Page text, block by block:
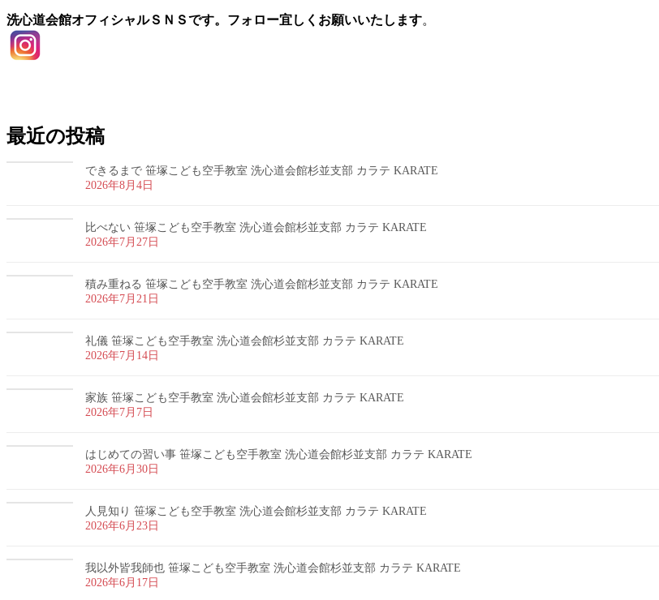
洗心道会館オフィシャルＳＮＳです。フォロー宜しくお願いいたします。
最近の投稿
できるまで 笹塚こども空手教室 洗心道会館杉並支部 カラテ KARATE
2026年8月4日
比べない 笹塚こども空手教室 洗心道会館杉並支部 カラテ KARATE
2026年7月27日
積み重ねる 笹塚こども空手教室 洗心道会館杉並支部 カラテ KARATE
2026年7月21日
礼儀 笹塚こども空手教室 洗心道会館杉並支部 カラテ KARATE
2026年7月14日
家族 笹塚こども空手教室 洗心道会館杉並支部 カラテ KARATE
2026年7月7日
はじめての習い事 笹塚こども空手教室 洗心道会館杉並支部 カラテ KARATE
2026年6月30日
人見知り 笹塚こども空手教室 洗心道会館杉並支部 カラテ KARATE
2026年6月23日
我以外皆我師也 笹塚こども空手教室 洗心道会館杉並支部 カラテ KARATE
2026年6月17日